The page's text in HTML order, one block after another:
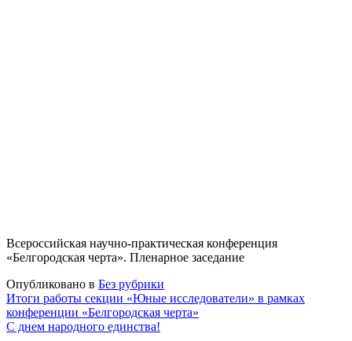
Всероссийская научно-практическая конференция
«Белгородская черта». Пленарное заседание
Опубликовано в Без рубрики
Навигация
по
Итоги работы секции «Юные исследователи» в рамках
конференции «Белгородская черта»
С днем народного единства!